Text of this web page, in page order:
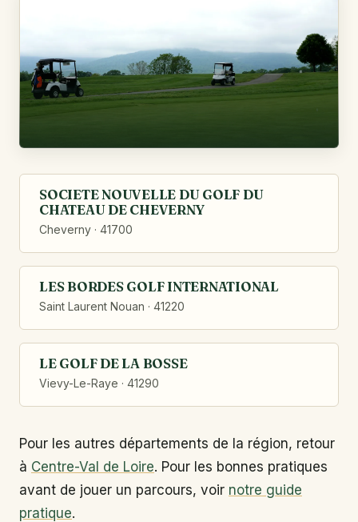
SOCIETE NOUVELLE DU GOLF DU
CHATEAU DE CHEVERNY
Cheverny · 41700
LES BORDES GOLF INTERNATIONAL
Saint Laurent Nouan · 41220
LE GOLF DE LA BOSSE
Vievy-Le-Raye · 41290
Pour les autres départements de la région, retour
à Centre-Val de Loire. Pour les bonnes pratiques
avant de jouer un parcours, voir notre guide
pratique.